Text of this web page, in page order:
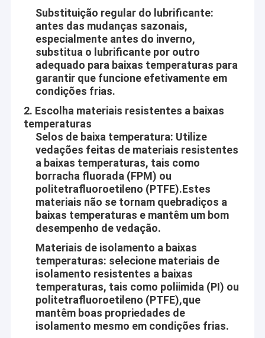
Substituição regular do lubrificante:
antes das mudanças sazonais,
especialmente antes do inverno,
substitua o lubrificante por outro
adequado para baixas temperaturas para
garantir que funcione efetivamente em
condições frias.
2. Escolha materiais resistentes a baixas
temperaturas
Selos de baixa temperatura: Utilize
vedações feitas de materiais resistentes
a baixas temperaturas, tais como
borracha fluorada (FPM) ou
politetrafluoroetileno (PTFE).Estes
materiais não se tornam quebradiços a
baixas temperaturas e mantêm um bom
desempenho de vedação.
Materiais de isolamento a baixas
temperaturas: selecione materiais de
isolamento resistentes a baixas
temperaturas, tais como poliimida (PI) ou
politetrafluoroetileno (PTFE),que
mantêm boas propriedades de
isolamento mesmo em condições frias.